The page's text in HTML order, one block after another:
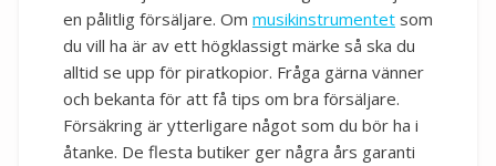
en pålitlig försäljare. Om musikinstrumentet som
du vill ha är av ett högklassigt märke så ska du
alltid se upp för piratkopior. Fråga gärna vänner
och bekanta för att få tips om bra försäljare.
Försäkring är ytterligare något som du bör ha i
åtanke. De flesta butiker ger några års garanti